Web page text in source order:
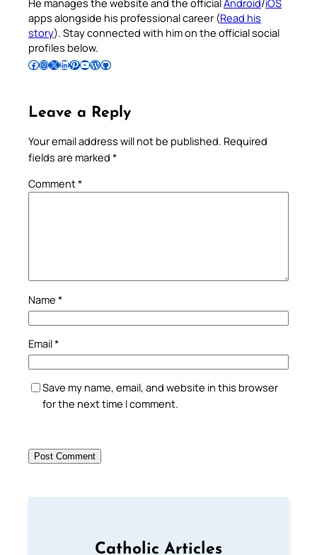
apps alongside his professional career (Read his
story). Stay connected with him on the official social
profiles below.
Follow Pradeep on Facebook Follow Pradeep on InstagramFollow Pradeep on X Follow Pradeep on LinkedIn Follow Pradeep on Pinterest Subscribe to Pradeep’s Youtube Channel Follow Pradeep on WordPress Follow Pradeep on GitHub
Leave a Reply
Your email address will not be published. Required
fields are marked *
Comment*
Name *
Email*
Save my name, email, and website in this browser
for the next time I comment.
Catholic Articles